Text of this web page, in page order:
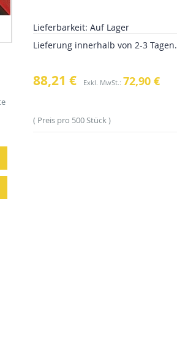
Lieferbarkeit: Auf Lager
Lieferung innerhalb von 2-3 Tagen.
88,21 € 72,90 €
Preis pro 500 Stück